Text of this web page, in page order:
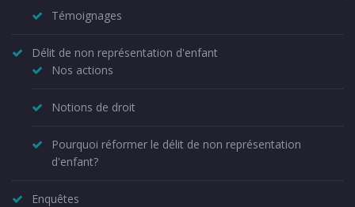
Témoignages
Délit de non représentation d'enfant
Nos actions
Notions de droit
Pourquoi réformer le délit de non représentation
d'enfant?
Enquêtes